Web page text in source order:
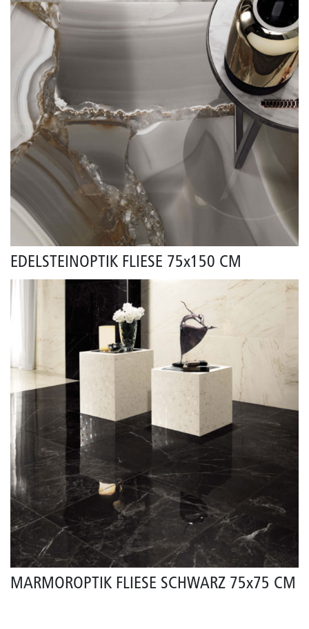
EDELSTEINOPTIK FLIESE 75x150 CM
MARMOROPTIK FLIESE SCHWARZ 75x75 CM